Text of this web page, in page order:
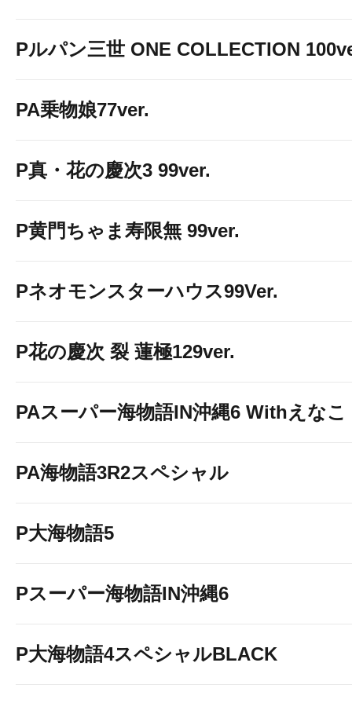
Pルパン三世 ONE COLLECTION
PA乗物娘77ver.
P真・花の慶次3 99ver.
P黄門ちゃま寿限無 99ver.
Pネオモンスターハウス99Ver.
P花の慶次 裂 蓮極129ver.
PAスーパー海物語IN沖縄6 Withえなこ
PA海物語3R2スペシャル
P大海物語5
Pスーパー海物語IN沖縄6
P大海物語4スペシャルBLACK